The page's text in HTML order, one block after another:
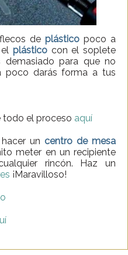
de plásticopoco a
plástico con el soplete
para que no
poco darás forma a tus
todo el proceso aquí
un centro de mesa
meter en un recipiente
rincón. Haz un
¡Maravilloso!